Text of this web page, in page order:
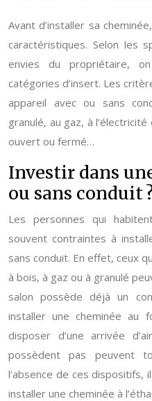
Avant d’installer sa
caractéristiques. Selon les
envies du propriétaire,
catégories d’insert. Les
appareil avec ou sans
granulé, au gaz, à
ouvert ou fermé…
Investir dans
ou sans conduit
Les personnes qui
souvent contraintes à
sans conduit. En effet, ceux
à bois, à gaz ou à granulé
salon possède déjà un
installer une cheminée au
disposer d’une arrivée
possèdent pas peuvent
l’absence de ces
installer une cheminée à